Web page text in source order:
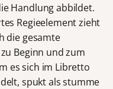
Handlung abbildet.
Regieelement zieht
die gesamte
Beginn und zum
es sich im Libretto
spukt als stumme